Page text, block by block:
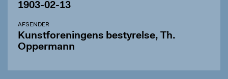
1903-02-13
AFSENDER
Kunstforeningens bestyrelse, Th.
Oppermann